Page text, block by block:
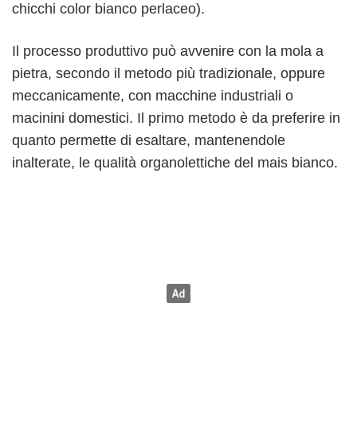
chicchi color bianco perlaceo).
Il processo produttivo può avvenire con la mola a
pietra, secondo il metodo più tradizionale, oppure
meccanicamente, con macchine industriali o
macinini domestici. Il primo metodo è da preferire in
quanto permette di esaltare, mantenendole
inalterate, le qualità organolettiche del mais bianco.